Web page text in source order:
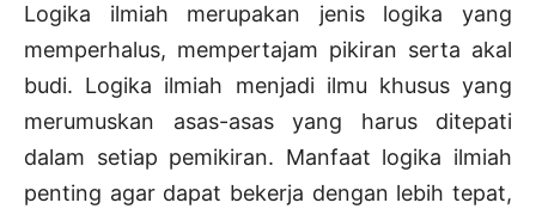
Logika ilmiah merupakan jenis logika yang
memperhalus, mempertajam pikiran serta akal
budi. Logika ilmiah menjadi ilmu khusus yang
merumuskan asas-asas yang harus ditepati
dalam setiap pemikiran. Manfaat logika ilmiah
penting agar dapat bekerja dengan lebih tepat,